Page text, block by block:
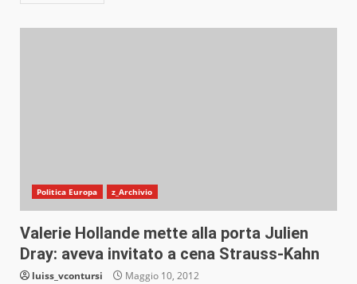
Politica Europa z_Archivio
Valerie Hollande mette alla porta Julien
Dray: aveva invitato a cena Strauss-Kahn
luiss_vcontursi Maggio 10, 2012